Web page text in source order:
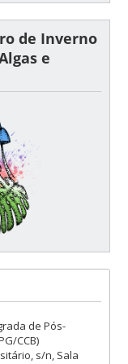
de Inverno
e
de Pós-
CCB)
s/n, Sala